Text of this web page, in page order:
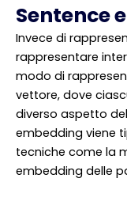
Sentence
Invece di
rappresentare
modo di
vettore, dove
diverso aspetto
embedding viene
tecniche come la
embedding delle